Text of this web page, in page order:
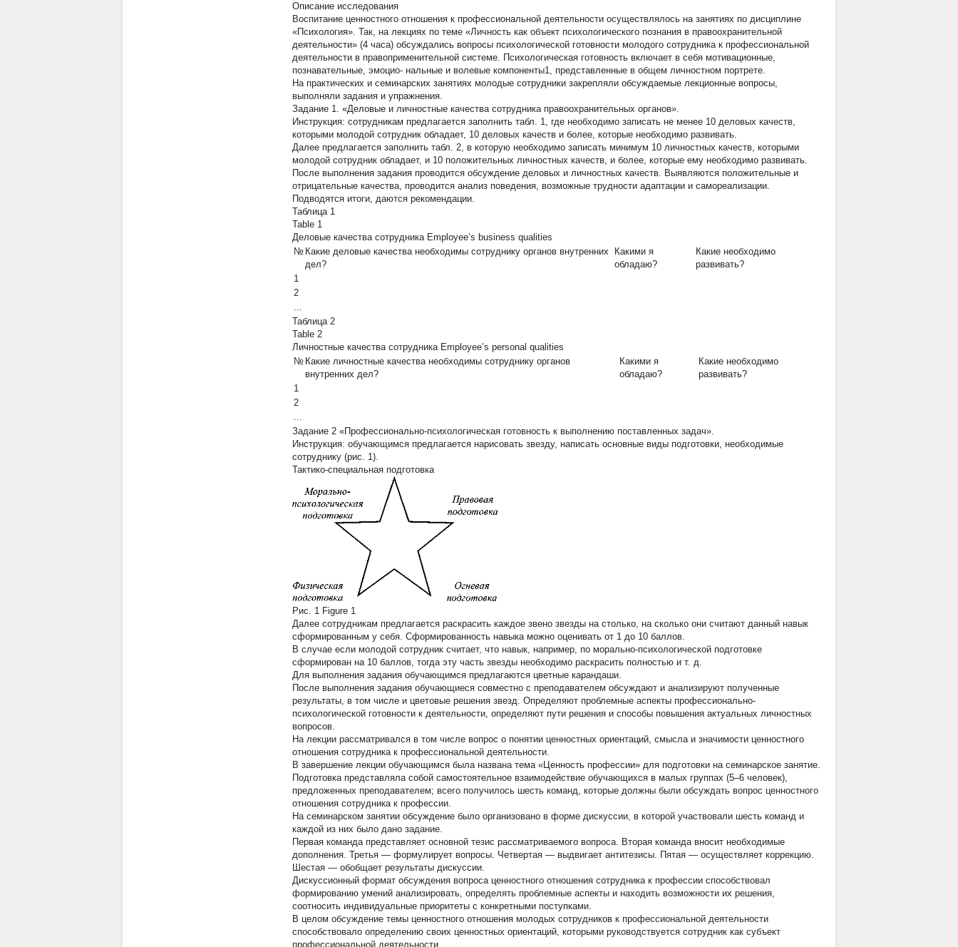
Описание исследования
Воспитание ценностного отношения к профессиональной деятельности осуществлялось на занятиях по дисциплине
«Психология». Так, на лекциях по теме «Личность как объект психологического познания в правоохранительной
деятельности» (4 часа) обсуждались вопросы психологической готовности молодого сотрудника к профессиональной
деятельности в правоприменительной системе. Психологическая готовность включает в себя мотивационные,
познавательные, эмоцио- нальные и волевые компоненты1, представленные в общем личностном портрете.
На практических и семинарских занятиях молодые сотрудники закрепляли обсуждаемые лекционные вопросы,
выполняли задания и упражнения.
Задание 1. «Деловые и личностные качества сотрудника правоохранительных органов».
Инструкция: сотрудникам предлагается заполнить табл. 1, где необходимо записать не менее 10 деловых качеств,
которыми молодой сотрудник обладает, 10 деловых качеств и более, которые необходимо развивать.
Далее предлагается заполнить табл. 2, в которую необходимо записать минимум 10 личностных качеств, которыми
молодой сотрудник обладает, и 10 положительных личностных качеств, и более, которые ему необходимо развивать.
После выполнения задания проводится обсуждение деловых и личностных качеств. Выявляются положительные и
отрицательные качества, проводится анализ поведения, возможные трудности адаптации и самореализации.
Подводятся итоги, даются рекомендации.
Таблица 1
Table 1
Деловые качества сотрудника Employee’s business qualities
№ Какие деловые качества необходимы сотруднику органов внутренних
дел?
Какими я
обладаю?
Какие необходимо
развивать?
1
2
...
Таблица 2
Table 2
Личностные качества сотрудника Employee’s personal qualities
№ Какие личностные качества необходимы сотруднику органов
внутренних дел?
Какими я
обладаю?
Какие необходимо
развивать?
1
2
...
Задание 2 «Профессионально-психологическая готовность к выполнению поставленных задач».
Инструкция: обучающимся предлагается нарисовать звезду, написать основные виды подготовки, необходимые
сотруднику (рис. 1).
Тактико-специальная подготовка
Рис. 1 Figure 1
Далее сотрудникам предлагается раскрасить каждое звено звезды на столько, на сколько они считают данный навык
сформированным у себя. Сформированность навыка можно оценивать от 1 до 10 баллов.
В случае если молодой сотрудник считает, что навык, например, по морально-психологической подготовке
сформирован на 10 баллов, тогда эту часть звезды необходимо раскрасить полностью и т. д.
Для выполнения задания обучающимся предлагаются цветные карандаши.
После выполнения задания обучающиеся совместно с преподавателем обсуждают и анализируют полученные
результаты, в том числе и цветовые решения звезд. Определяют проблемные аспекты профессионально-
психологической готовности к деятельности, определяют пути решения и способы повышения актуальных личностных
вопросов.
На лекции рассматривался в том числе вопрос о понятии ценностных ориентаций, смысла и значимости ценностного
отношения сотрудника к профессиональной деятельности.
В завершение лекции обучающимся была названа тема «Ценность профессии» для подготовки на семинарское занятие.
Подготовка представляла собой самостоятельное взаимодействие обучающихся в малых группах (5–6 человек),
предложенных преподавателем; всего получилось шесть команд, которые должны были обсуждать вопрос ценностного
отношения сотрудника к профессии.
На семинарском занятии обсуждение было организовано в форме дискуссии, в которой участвовали шесть команд и
каждой из них было дано задание.
Первая команда представляет основной тезис рассматриваемого вопроса. Вторая команда вносит необходимые
дополнения. Третья — формулирует вопросы. Четвертая — выдвигает антитезисы. Пятая — осуществляет коррекцию.
Шестая — обобщает результаты дискуссии.
Дискуссионный формат обсуждения вопроса ценностного отношения сотрудника к профессии способствовал
формированию умений анализировать, определять проблемные аспекты и находить возможности их решения,
соотносить индивидуальные приоритеты с конкретными поступками.
В целом обсуждение темы ценностного отношения молодых сотрудников к профессиональной деятельности
способствовало определению своих ценностных ориентаций, которыми руководствуется сотрудник как субъект
профессиональной деятельности.